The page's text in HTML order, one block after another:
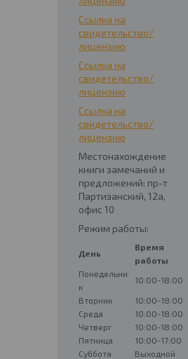
Ссылка на
свидетельство/
лицензию
Ссылка на
свидетельство/
лицензию
Ссылка на
свидетельство/
лицензию
Местонахождение
книги замечаний и
предложений: пр-т
Партизанский, 12а,
офис 10
Режим работы:
День
Время
работы
Понедельни
к
10:00-18:00
Вторник
10:00-18:00
Среда
10:00-18:00
Четверг
10:00-18:00
Пятница
10:00-17:00
Суббота
Выходной